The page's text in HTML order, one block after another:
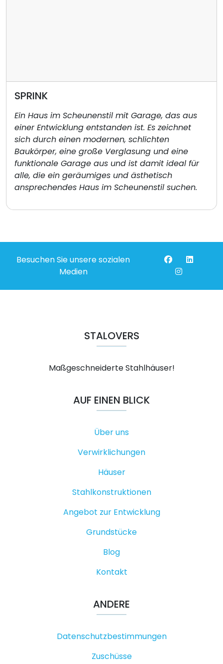
SPRINK
Ein Haus im Scheunenstil mit Garage, das aus
einer Entwicklung entstanden ist. Es zeichnet
sich durch einen modernen, schlichten
Baukörper, eine große Verglasung und eine
funktionale Garage aus und ist damit ideal für
alle, die ein geräumiges und ästhetisch
ansprechendes Haus im Scheunenstil suchen.
Besuchen Sie unsere sozialen
Medien
STALOVERS
Maßgeschneiderte Stahlhäuser!
AUF EINEN BLICK
Über uns
Verwirklichungen
Häuser
Stahlkonstruktionen
Angebot zur Entwicklung
Grundstücke
Blog
Kontakt
ANDERE
Datenschutzbestimmungen
Zuschüsse